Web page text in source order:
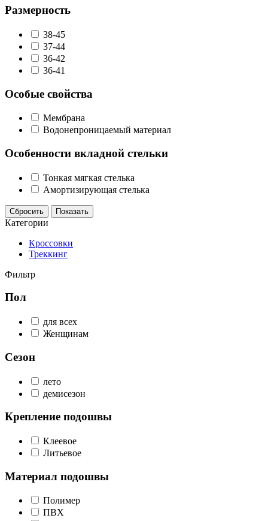
Размерность
38-45
37-44
36-42
36-41
Особые свойства
Мембрана
Водонепроницаемый материал
Особенности вкладной стельки
Тонкая мягкая стелька
Амортизирующая стелька
Сбросить Показать
Категории
Кроссовки
Треккинг
Фильтр
Пол
для всех
Женщинам
Сезон
лето
демисезон
Крепление подошвы
Клеевое
Литьевое
Материал подошвы
Полимер
ПВХ